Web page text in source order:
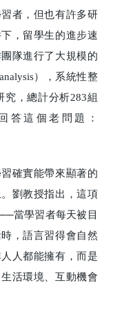
者，但也有許多研
，留學生的進步速
隊進行了大規模的
），系統性整
究，總計分析283組
答這個老問題：
確實能帶來顯著的
劉教授指出，這項
當學習者每天被目
，語言習得會自然
人都能擁有，而是
活環境、互動機會